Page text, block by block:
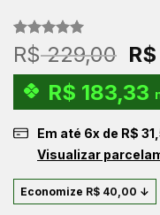
Avaliado
como5.00
de 5, com
baseado em
1
avaliação
R$229,00 O
R$
R$ 183,33
Em até 6x de R$
Visualizar
Economize R$ 40,00 ↓